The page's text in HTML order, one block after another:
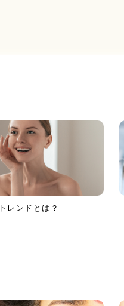
レンドとは？